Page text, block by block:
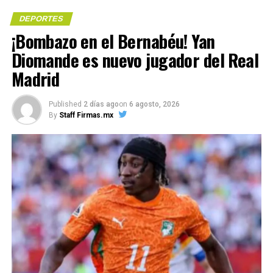
Compártelo:
Me gusta esto:
Me gusta esto:
DEPORTES
​¡Bombazo en el Bernabéu! Yan
Diomande es nuevo jugador del Real
Madrid
Published 2 días agoon 6 agosto, 2026
By Staff Firmas.mx